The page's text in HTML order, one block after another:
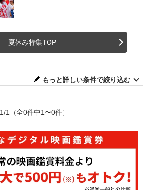
夏休み特集TOP
もっと詳しい条件で絞り込む
1/1 （全0件中1〜0件）